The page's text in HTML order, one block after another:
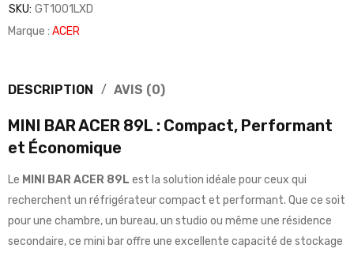
SKU: GT1001LXD
Marque : ACER
DESCRIPTION AVIS (0)
MINI BAR ACER 89L : Compact, Performant
et Économique
Le MINI BAR ACER 89L est la solution idéale pour ceux qui
recherchent un réfrigérateur compact et performant. Que ce soit
pour une chambre, un bureau, un studio ou même une résidence
secondaire, ce mini bar offre une excellente capacité de stockage